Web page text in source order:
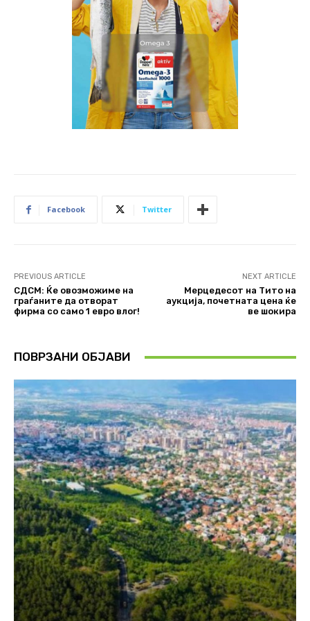
Facebook Twitter
PREVIOUS ARTICLE
СДСМ: Ќе овозможиме на
граѓаните да отворат
фирма со само 1 евро влог!
NEXT ARTICLE
Мерцедесот на Тито на
аукција, почетната цена ќе
ве шокира
ПОВРЗАНИ ОБЈАВИ